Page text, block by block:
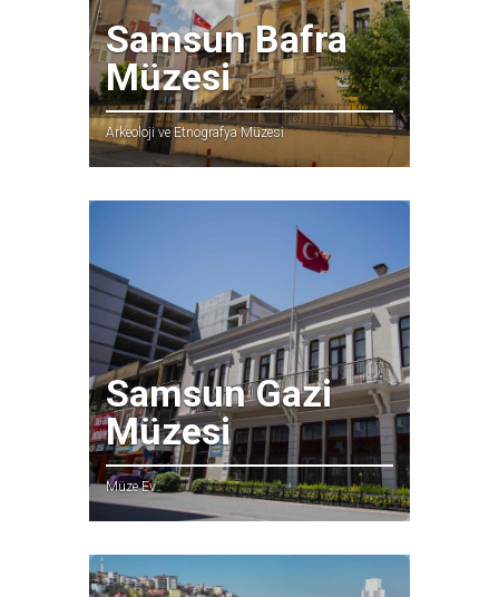
Samsun Bafra
Müzesi
Arkeoloji ve Etnografya Müzesi
Samsun Gazi
Müzesi
Müze Ev